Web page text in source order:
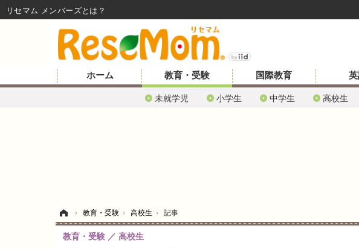
ホーム 教育・受験
未就学児 小学生 中学生 高校生
国際教育
› 教育・受験 › 高校生 › 記事
教育・受験 高校生
リセマム メンバーズ